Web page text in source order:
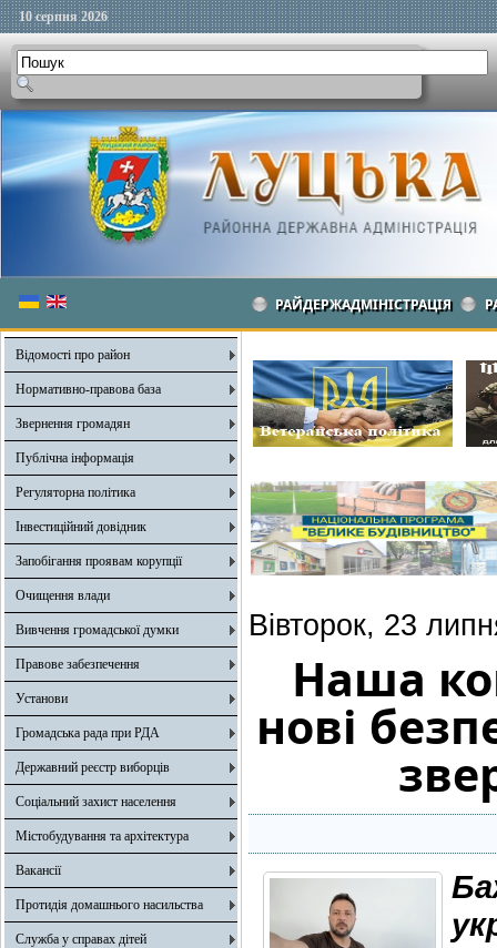
10 серпня 2026
РАЙДЕРЖАДМІНІСТРАЦІЯ
Відомості про район
Нормативно-правова база
Звернення громадян
Публічна інформація
Регуляторна політика
Інвестиційний довідник
Запобігання проявам корупції
Очищення влади
Вивчення громадської думки
Правове забезпечення
Установи
Громадська рада при РДА
Державний реєстр виборців
Соціальний захист населення
Містобудування та архітектура
Вакансії
Протидія домашнього насильства
Служба у справах дітей
Вівторок, 23
Наша
нові